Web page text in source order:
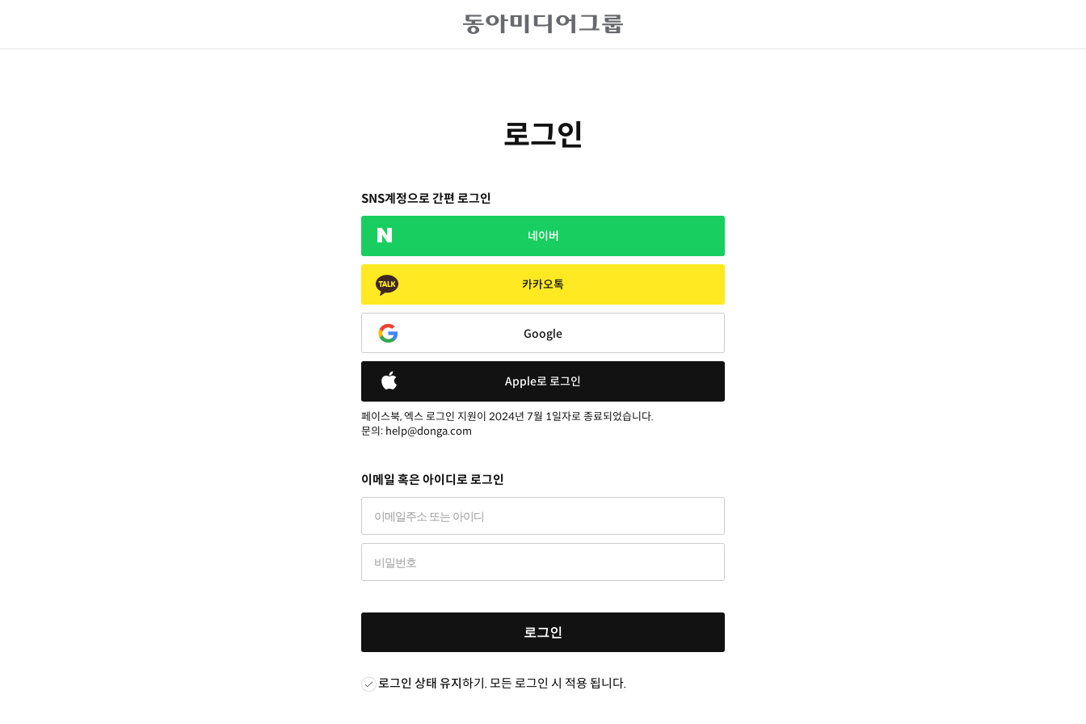
로그인
SNS계정으로 간편 로그인
네이버
카카오톡
Google
Apple로 로그인
페이스북, 엑스 로그인 지원이 2024년 7월 1일자로 종료되었습니다.
문의: help@donga.com
이메일 혹은 아이디로 로그인
로그인
로그인 상태 유지하기. 모든 로그인 시 적용 됩니다.